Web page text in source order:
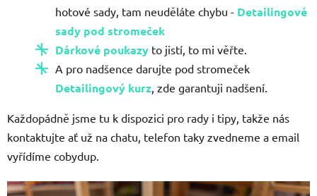
hotové sady, tam neuděláte chybu - Detailingové
sady pod stromeček
Dárkové poukazy to jistí, to mi věřte.
A pro nadšence darujte pod stromeček
Detailingový kurz , zde garantuji nadšení.
Každopádně jsme tu k dispozici pro rady i tipy, takže nás
kontaktujte ať už na chatu, telefon taky zvedneme a email
vyřídíme cobydup.